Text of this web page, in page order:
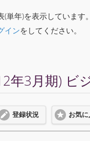
(単年)を表示していま
インをしてください。
年3月期) ビ
登録状況 お気に